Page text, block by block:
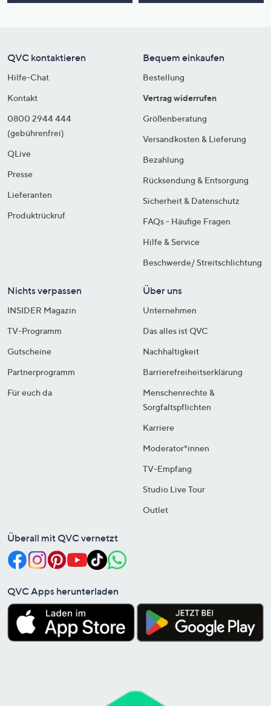
QVC kontaktieren
Hilfe-Chat
Kontakt
0800 2944 444
(gebührenfrei)
QLive
Presse
Lieferanten
Produktrückruf
Bequem einkaufen
Bestellung
Vertrag widerrufen
Größenberatung
Versandkosten & Lieferung
Bezahlung
Rücksendung & Entsorgung
Sicherheit & Datenschutz
FAQs - Häufige Fragen
Hilfe & Service
Beschwerde/ Streitschlichtung
Nichts verpassen
INSIDER Magazin
TV-Programm
Gutscheine
Partnerprogramm
Für euch da
Über uns
Unternehmen
Das alles ist QVC
Nachhaltigkeit
Barrierefreiheitserklärung
Menschenrechte &
Sorgfaltspflichten
Karriere
Moderator*innen
TV-Empfang
Studio Live Tour
Outlet
Überall mit QVC vernetzt
QVC Apps herunterladen